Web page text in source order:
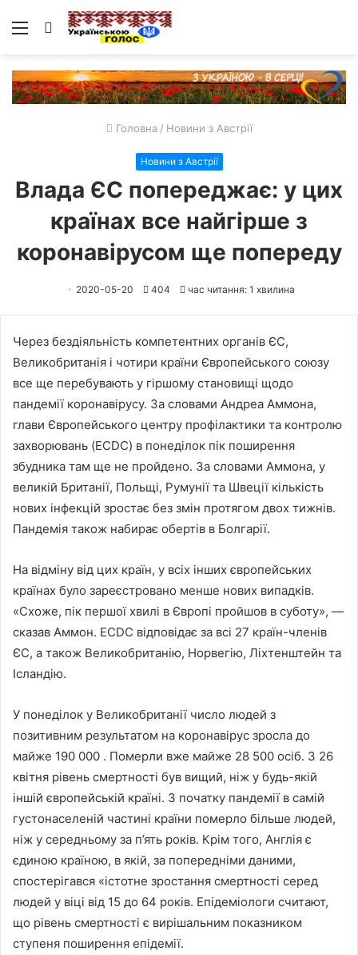
Меню Пошук
Головна / Новини з Австрії
Новини з Австрії
Влада ЄС попереджає: у цих
країнах все найгірше з
коронавірусом ще попереду
2020-05-20 404 час читання: 1 хвилина
Через бездіяльність компетентних органів ЄС,
Великобританія і чотири країни Європейського союзу
все ще перебувають у гіршому становищі щодо
пандемії коронавірусу. За словами Андреа Аммона,
глави Європейського центру профілактики та контролю
захворювань (ECDC) в понеділок пік поширення
збудника там ще не пройдено. За словами Аммона, у
великій Британії, Польщі, Румунії та Швеції кількість
нових інфекцій зростає без змін протягом двох тижнів.
Пандемія також набирає обертів в Болгарії.
На відміну від цих країн, у всіх інших європейських
країнах було зареєстровано менше нових випадків.
«Схоже, пік першої хвилі в Європі пройшов в суботу», —
сказав Аммон. ECDC відповідає за всі 27 країн-членів
ЄС, а також Великобританію, Норвегію, Ліхтенштейн та
Ісландію.
У понеділок у Великобританії число людей з
позитивним результатом на коронавірус зросла до
майже 190 000 . Померли вже майже 28 500 осіб. З 26
квітня рівень смертності був вищий, ніж у будь-якій
іншій європейській країні. З початку пандемії в самій
густонаселеній частині країни померло більше людей,
ніж у середньому за п’ять років. Крім того, Англія є
єдиною країною, в якій, за попередніми даними,
спостерігався «істотне зростання смертності серед
людей у віці від 15 до 64 років. Епідеміологи считают,
що рівень смертності є вирішальним показником
ступеня поширення епідемії.